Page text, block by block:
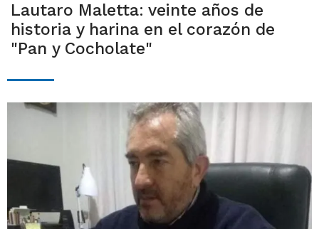
Lautaro Maletta: veinte años de
historia y harina en el corazón de
"Pan y Cocholate"